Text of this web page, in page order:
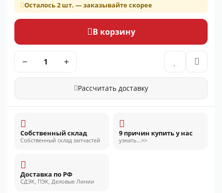
Осталось 2 шт. — заказывайте скорее
В корзину
− +
Рассчитать доставку
Собственный склад
Собственный склад запчастей
9 причин купить у нас
узнать...>>
Доставка по РФ
СДЭК, ПЭК, Деловые Линии